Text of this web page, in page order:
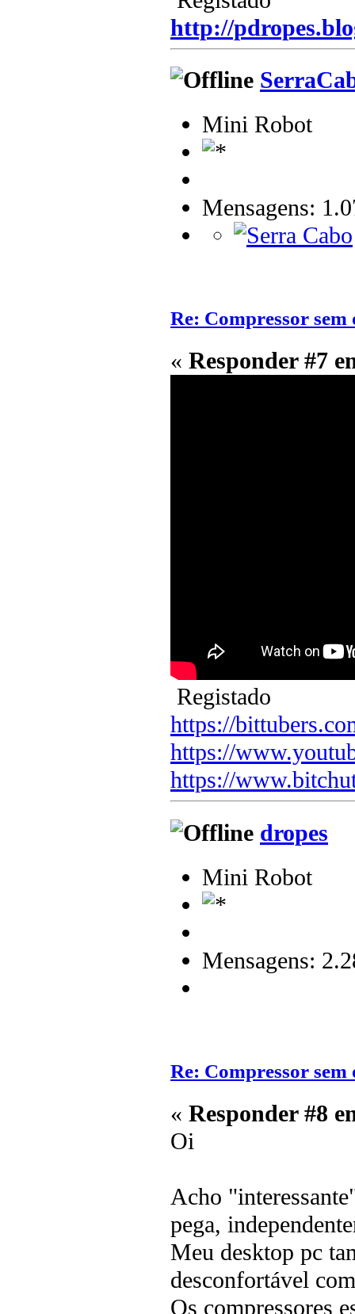
http://
Mini Robot
Mensagens:
Re: Compressor sem
« Responder #7
Registado
https://
https://
https://
dropes
Mini Robot
Mensagens:
Re: Compressor sem
« Responder #8
Oi
Acho
pega,
Meu desktop pc
desconfortável
Os compressores